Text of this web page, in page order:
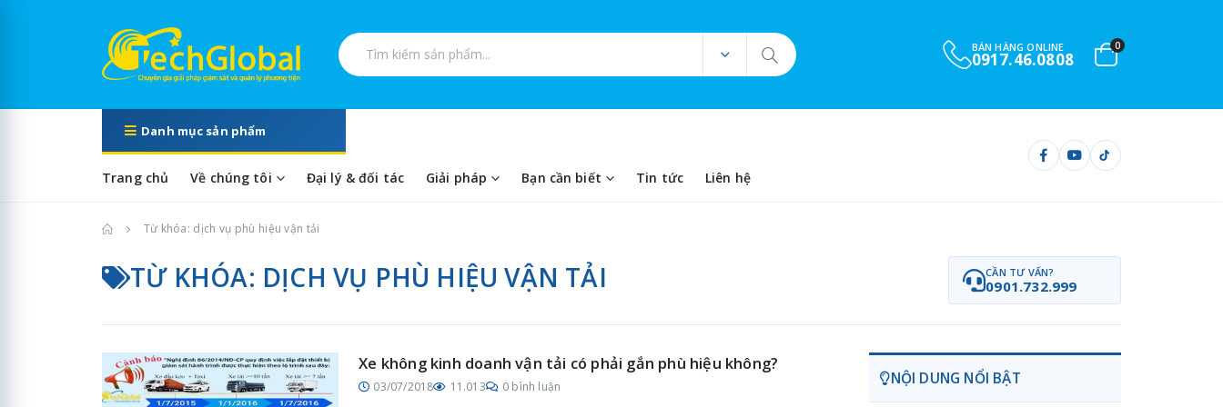
Tìm kiếm sản phẩm
BÁN HÀNG ONLINE
0917.46.0808
0
Danh mục sản phẩm
Trang chủ Về chúng tôi Đại lý & đối tác Giải pháp Bạn cần biết Tin tức Liên hệ
Trang chủTừ khóa: dịch vụ phù hiệu vận tải
TỪ KHÓA: DỊCH VỤ PHÙ HIỆU VẬN TẢI CẦN TƯ VẤN?
0901.732.999
Xe không kinh doanh vận tải có phải gắn phù hiệu không?
03/07/2018 11.013 0 bình luận NỘI DUNG NỔI BẬT